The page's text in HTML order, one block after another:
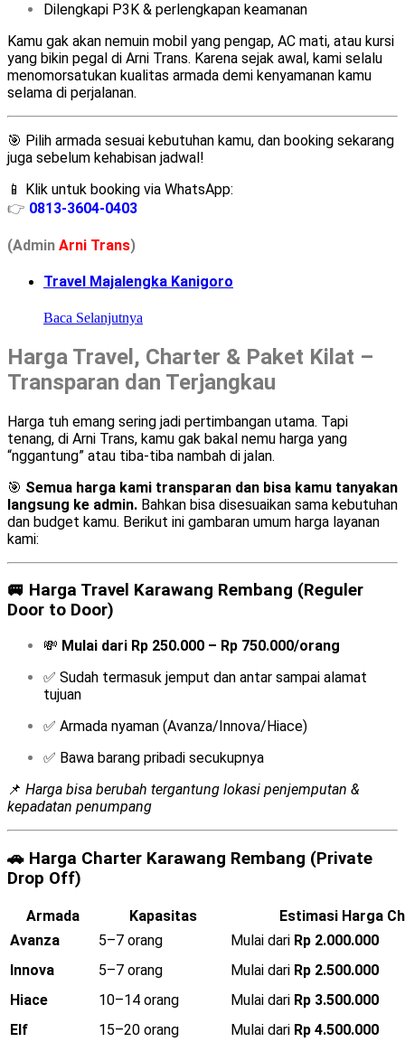
Dilengkapi P3K & perlengkapan keamanan
Kamu gak akan nemuin mobil yang pengap, AC mati, atau kursi
yang bikin pegal di Arni Trans. Karena sejak awal, kami selalu
menomorsatukan kualitas armada demi kenyamanan kamu
selama di perjalanan.
🎯 Pilih armada sesuai kebutuhan kamu, dan booking sekarang
juga sebelum kehabisan jadwal!
📱 Klik untuk booking via WhatsApp:
👉 0813-3604-0403
(Admin Arni Trans)
Travel Majalengka Kanigoro
Baca Selanjutnya
Harga Travel, Charter & Paket Kilat –
Transparan dan Terjangkau
Harga tuh emang sering jadi pertimbangan utama. Tapi
tenang, di Arni Trans, kamu gak bakal nemu harga yang
“nggantung” atau tiba-tiba nambah di jalan.
🎯 Semua harga kami transparan dan bisa kamu tanyakan
langsung ke admin. Bahkan bisa disesuaikan sama kebutuhan
dan budget kamu. Berikut ini gambaran umum harga layanan
kami:
🚐 Harga Travel Karawang Rembang (Reguler
Door to Door)
💸 Mulai dari Rp 250.000 – Rp 750.000/orang
✅ Sudah termasuk jemput dan antar sampai alamat
tujuan
✅ Armada nyaman (Avanza/Innova/Hiace)
✅ Bawa barang pribadi secukupnya
📌 Harga bisa berubah tergantung lokasi penjemputan &
kepadatan penumpang
🚗 Harga Charter Karawang Rembang (Private
Drop Off)
Armada Kapasitas
Estimasi Harga
Avanza
5–7 orang Mulai dari Rp 2.000.000
Innova
5–7 orang Mulai dari Rp 2.500.000
Hiace
10–14 orang Mulai dari Rp 3.500.000
Elf
15–20 orang Mulai dari Rp 4.500.000